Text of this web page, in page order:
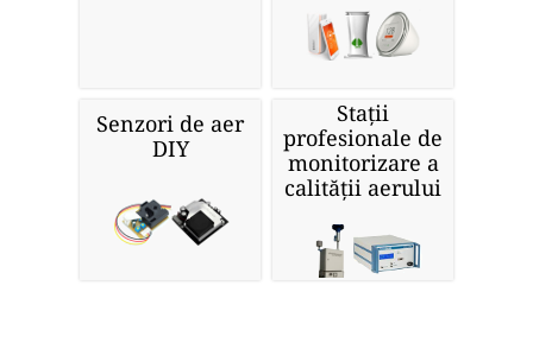
Senzori de aer
DIY
Stații
profesionale de
monitorizare a
calității aerului